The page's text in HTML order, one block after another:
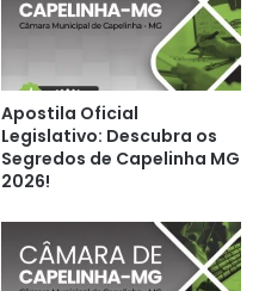
Apostila Oficial
Legislativo: Descubra os
Segredos de Capelinha MG
2026!